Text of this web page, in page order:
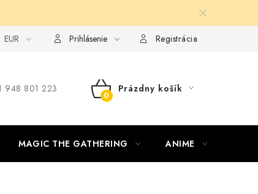
zmluvy formou elektronického formulára
EUR Prihlásenie Registrácia
948 801 223
NÁKUPNÝ
Prázdny košík
MAGIC THE GATHERING ANIME